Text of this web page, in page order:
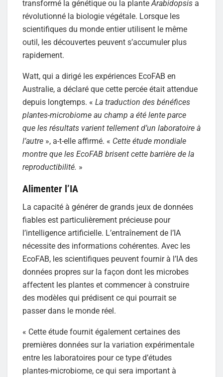
transformé la génétique ou la planteArabidopsis a
révolutionné la biologie végétale. Lorsque les
scientifiques du monde entier utilisent le même
outil, les découvertes peuvent s’accumuler plus
rapidement.
Watt, qui a dirigé les expériences EcoFAB en
Australie, a déclaré que cette percée était attendue
depuis longtemps. « La traduction des bénéfices
plantes-microbiome au champ a été lente parce
que les résultats varient tellement d’un laboratoire à
l’autre », a-t-elle affirmé. « Cette étude mondiale
montre que les EcoFAB brisent cette barrière de la
reproductibilité. »
Alimenter l’IA
La capacité à générer de grands jeux de données
fiables est particulièrement précieuse pour
l’intelligence artificielle. L’entraînement de l’IA
nécessite des informations cohérentes. Avec les
EcoFAB, les scientifiques peuvent fournir à l’IA des
données propres sur la façon dont les microbes
affectent les plantes et commencer à construire
des modèles qui prédisent ce qui pourrait se
passer dans le monde réel.
« Cette étude fournit également certaines des
premières données sur la variation expérimentale
entre les laboratoires pour ce type d’études
plantes-microbiome, ce qui sera important à